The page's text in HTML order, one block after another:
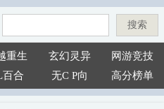
搜索
重生 玄幻灵异
网游竞技
百合 无C P向 高分榜单